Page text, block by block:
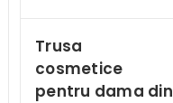
Trusa
cosmetice
pentru dama din